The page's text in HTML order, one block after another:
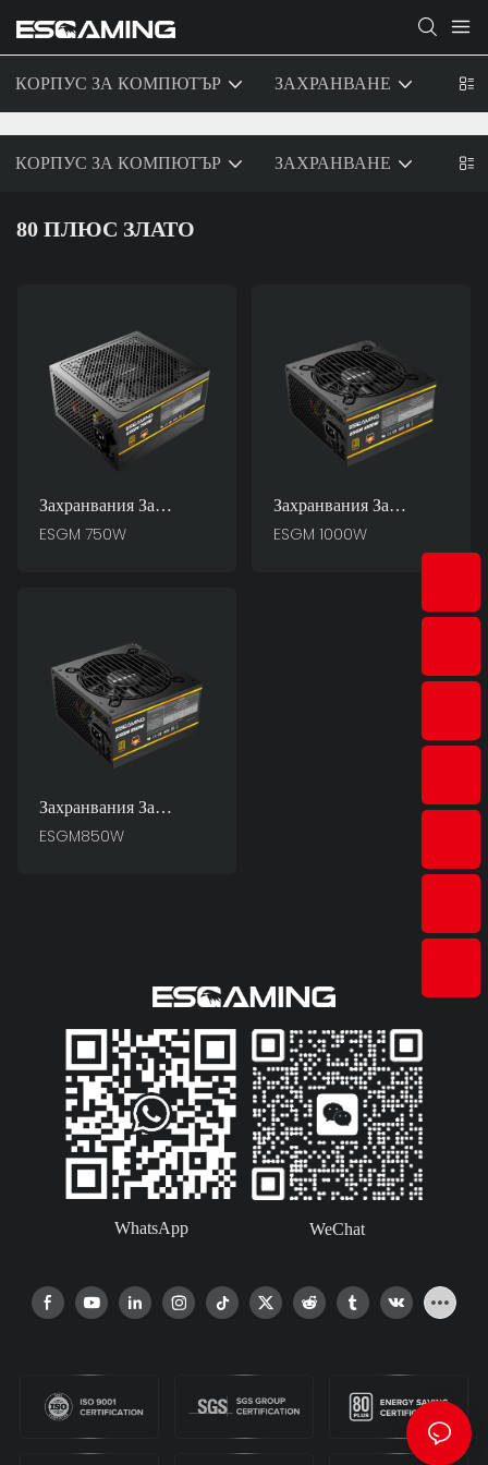
КОРПУС ЗА КОМПЮТЪР ЗАХРАНВАНЕ
КОРПУС ЗА КОМПЮТЪР ЗАХРАНВАНЕ
80 ПЛЮС ЗЛАТО
Захранвания За
Компютър Essential For
ESGM 750W
Захранвания За
Компютър Essential For
ESGM 1000W
Захранвания За
Компютър Essential For
ESGM850W
WhatsApp WeChat